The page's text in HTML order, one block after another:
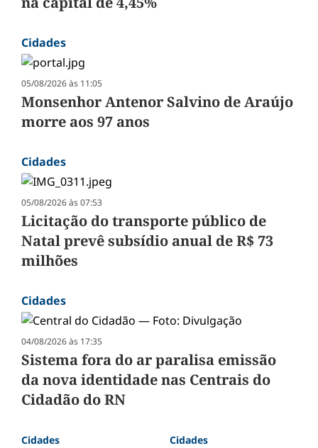
Cidades
05/08/2026 às 11:05
Monsenhor Antenor Salvino de Araújo
morre aos 97 anos
Cidades
05/08/2026 às 07:53
Licitação do transporte público de
Natal prevê subsídio anual de R$ 73
milhões
Cidades
04/08/2026 às 17:35
Sistema fora do ar paralisa emissão
da nova identidade nas Centrais do
Cidadão do RN
Cidades Cidades